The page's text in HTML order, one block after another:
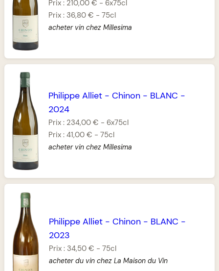
Prix : 210,00 € - 6x75cl
Prix : 36,80 € - 75cl
acheter vin chez Millesima
Philippe Alliet- Chinon- BLANC -
2024
Prix : 234,00 € - 6x75cl
Prix : 41,00 € - 75cl
acheter vin chez Millesima
Philippe Alliet - Chinon - BLANC -
2023
Prix : 34,50 € -75cl
acheter du vin chez La Maison du Vin